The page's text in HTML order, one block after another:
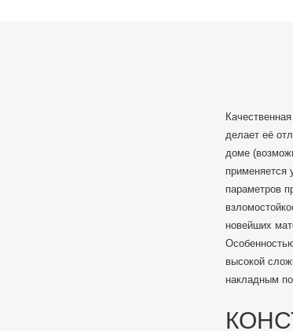
делает её
доме
применяется
параметров
новейших
высокой
накладным